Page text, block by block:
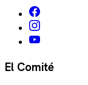
El Comité